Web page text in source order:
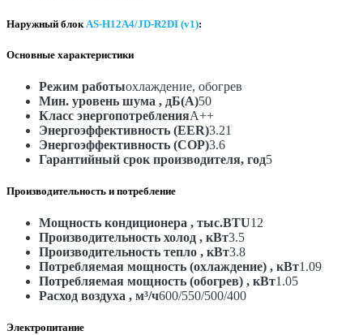
Наружный блок AS-H12A4/JD-R2DI (v1):
Основные характеристики
Режим работыохлаждение, обогрев
Мин. уровень шума , дБ(А)50
Класс энергопотребленияA++
Энергоэффективность (EER)3.21
Энергоэффективность (COP)3.6
Гарантийный срок производителя, год5
Производительность и потребление
Мощность кондиционера , тыс.BTU12
Производительность холод , кВт3.5
Производительность тепло , кВт3.8
Потребляемая мощность (охлаждение) , кВт1.09
Потребляемая мощность (обогрев) , кВт1.05
Расход воздуха , м³/ч600/550/500/400
Электропитание